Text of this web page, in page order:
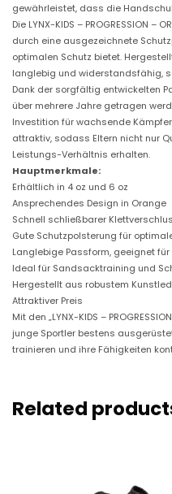
e
t
t
v
e
r
s
c
h
l
u
s
s
M
e
n
g
e
gewährleistet, dass die
Die LYNX-KIDS – PROGRESSION –
durch eine ausgezeichnete
optimalen Schutz bietet.
langlebig und widerstandsfähig,
Dank der sorgfältig entwickelten
über mehrere Jahre getragen
Investition für wachsende
attraktiv, sodass Eltern nicht nur
Leistungs-Verhältnis erhalten.
Hauptmerkmale:
Erhältlich in 4 oz und 6 oz
Ansprechendes Design in Orange
Schnell schließbarer
Gute Schutzpolsterung für
Langlebige Passform, geeignet
Ideal für Sandsacktraining und
Hergestellt aus robustem
Attraktiver Preis
Mit den „LYNX-KIDS –
junge Sportler bestens
trainieren und ihre Fähigkeiten
Related